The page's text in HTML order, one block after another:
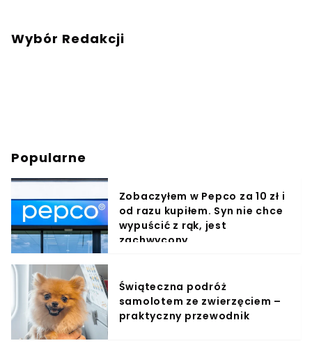
Wybór Redakcji
Popularne
Zobaczyłem w Pepco za 10 zł i
od razu kupiłem. Syn nie chce
wypuścić z rąk, jest
zachwycony
Świąteczna podróż
samolotem ze zwierzęciem –
praktyczny przewodnik